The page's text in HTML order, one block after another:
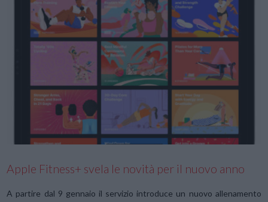
VIEW POST
Apple Fitness+ svela le novità per il nuovo anno
A partire dal 9 gennaio il servizio introduce un nuovo allenamento